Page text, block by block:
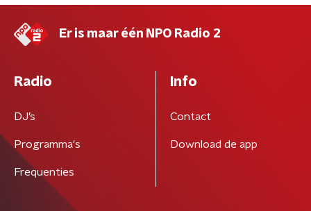
Er is maar één NPO Radio 2
Radio
DJ’s
Programma's
Frequenties
Info
Contact
Download de app